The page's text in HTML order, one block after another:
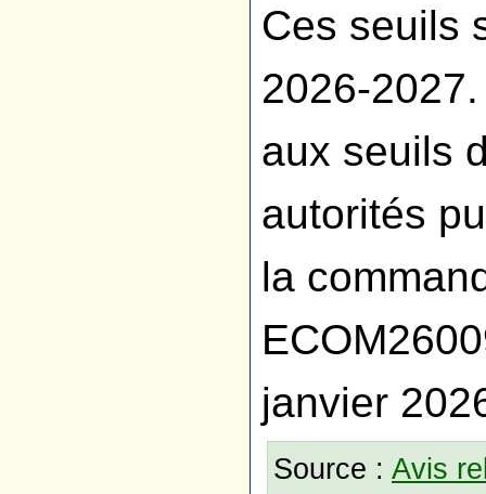
Ces seuils
2026-
aux seuils
autorités
la
janvier
Source : Avis